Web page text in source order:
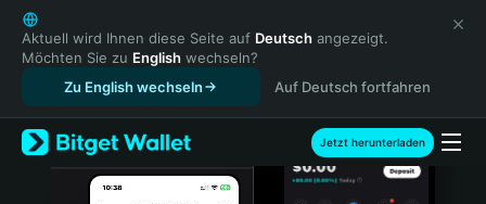
English
日本語
Tiếng Việt
Русский
Español (Latinoamérica)
Türkçe
Italiano
Aktuell wird Ihnen diese Seite auf Deutsch angezeigt.
Möchten Sie zu English wechseln?
Zu English wechseln
Auf Deutsch fortfahren
Jetzt herunterladen